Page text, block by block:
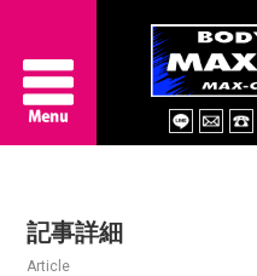
About Us
記事詳細
Article